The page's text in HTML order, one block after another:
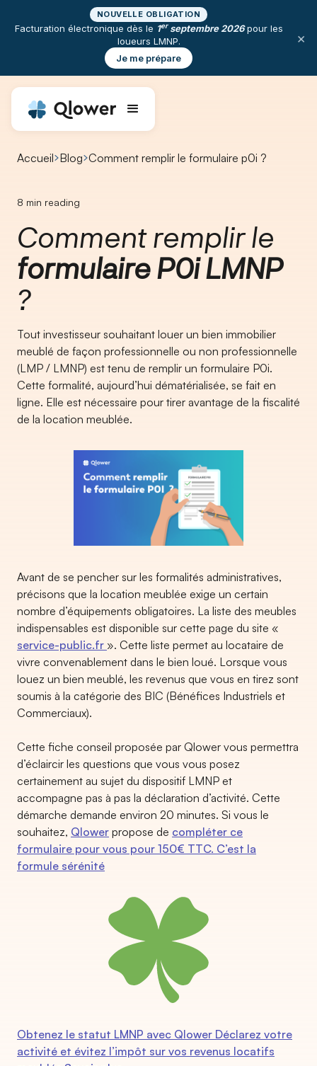
NOUVELLE OBLIGATION
Facturation électronique dès le 1erseptembre 2026pour les
loueurs LMNP.
Je me prépare
×
Accueil Blog Comment remplir le formulaire p0i ?
8 min reading
Comment remplir le
formulaire P0i LMNP
?
Tout investisseur souhaitant louer un bien immobilier
meublé de façon professionnelle ou non professionnelle
(LMP / LMNP) est tenu de remplir un formulaire P0i.
Cette formalité, aujourd’hui dématérialisée, se fait en
ligne. Elle est nécessaire pour tirer avantage de la fiscalité
de la location meublée.
Avant de se pencher sur les formalités administratives,
précisons que la location meublée exige un certain
nombre d’équipements obligatoires. La liste des meubles
indispensables est disponible sur cette page du site «
service-public.fr ». Cette liste permet au locataire de
vivre convenablement dans le bien loué. Lorsque vous
louez un bien meublé, les revenus que vous en tirez sont
soumis à la catégorie des BIC (Bénéfices Industriels et
Commerciaux).
Cette fiche conseil proposée par Qlower vous permettra
d’éclaircir les questions que vous vous posez
certainement au sujet du dispositif LMNP et
accompagne pas à pas la déclaration d’activité. Cette
démarche demande environ 20 minutes. Si vous le
souhaitez, Qlower propose de compléter ce
formulaire pour vous pour 150€ TTC. C’est la
formule sérénité
Obtenez le statut LMNP avec Qlower Déclarez votre
activité et évitez l’impôt sur vos revenus locatifs